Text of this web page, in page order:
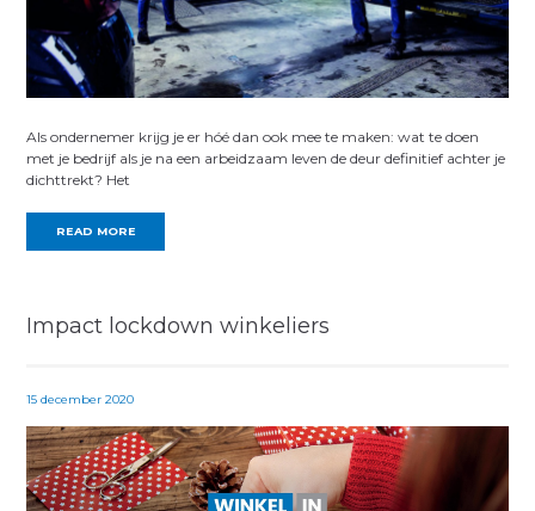
Als ondernemer krijg je er hóé dan ook mee te maken: wat te doen
met je bedrijf als je na een arbeidzaam leven de deur definitief achter je
dichttrekt? Het
READ MORE
Impact lockdown winkeliers
15 december 2020